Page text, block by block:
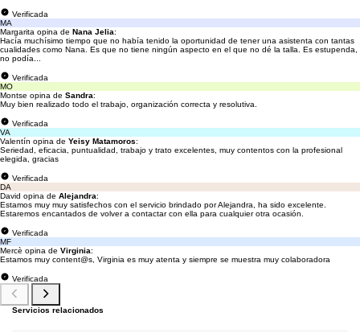
Verificada
MA
Margarita opina de Nana Jelia:
Hacía muchísimo tiempo que no había tenido la oportunidad de tener una asistenta con tantas
cualidades como Nana. Es que no tiene ningún aspecto en el que no dé la talla. Es estupenda,
no podía...
Verificada
MO
Montse opina de Sandra:
Muy bien realizado todo el trabajo, organización correcta y resolutiva.
Verificada
VA
Valentín opina de Yeisy Matamoros:
Seriedad, eficacia, puntualidad, trabajo y trato excelentes, muy contentos con la profesional
elegida, gracias
Verificada
DA
David opina de Alejandra:
Estamos muy muy satisfechos con el servicio brindado por Alejandra, ha sido excelente.
Estaremos encantados de volver a contactar con ella para cualquier otra ocasión.
Verificada
MF
Mercè opina de Virginia:
Estamos muy content@s, Virginia es muy atenta y siempre se muestra muy colaboradora
Verificada
Servicios relacionados